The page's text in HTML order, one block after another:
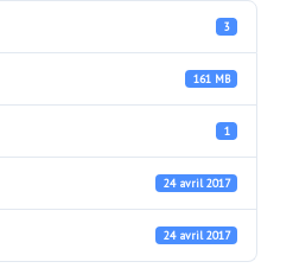
3
161 MB
1
24 avril 2017
24 avril 2017